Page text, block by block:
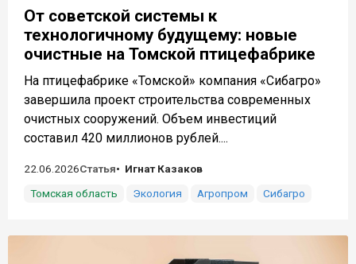
От советской системы к
технологичному будущему: новые
очистные на Томской птицефабрике
На птицефабрике «Томской» компания «Сибагро»
завершила проект строительства современных
очистных сооружений. Объем инвестиций
составил 420 миллионов рублей....
22.06.2026Статья
Игнат Казаков
Томская область
Экология Агропром Сибагро